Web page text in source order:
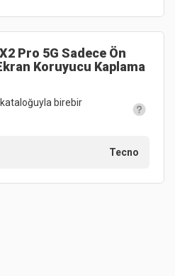
Pro 5G Sadece Ön
Koruyucu Kaplama
birebir
Tecno